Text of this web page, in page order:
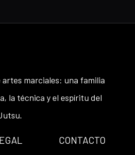
artes marciales: una familia
la técnica y el espíritu del
CONTACTO